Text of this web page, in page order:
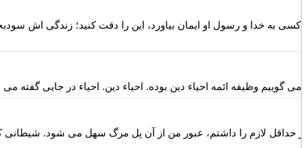
کسی به خدا و رسول او ایمان بیاورد، این را دقت کنید؛ زندگی اش
حداقل لازم را داشتم، عبور من از آن پل مرگ سهل می شود. شیطانی که